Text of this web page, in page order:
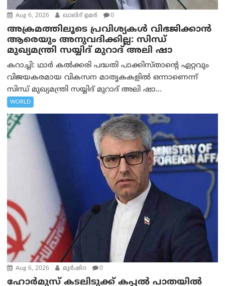
Aug 6, 2026 ഖാലിദ് ഉമര്‍ 0
അക്രമത്തിലൂടെ പ്രവിശ്യകൾ വിഭജിക്കാൻ
ആരെയും അനുവദിക്കില്ല: സിന്ധ്
മുഖ്യമന്ത്രി സയ്യിദ് മുറാദ് അലി ഷാ
കറാച്ചി: ഥാർ കൽക്കരി പദ്ധതി പാക്കിസ്താന്റെ ഏറ്റവും
വിജയകരമായ വികസന മാതൃകകളിൽ ഒന്നാണെന്ന്
സിന്ധ് മുഖ്യമന്ത്രി സയ്യിദ് മുറാദ് അലി ഷാ...
WORLD
Aug 6, 2026 മുര്‍ഷിദ 0
ഹോർമുസ് കടലിടുക്ക് കപ്പൽ പാതയിൽ